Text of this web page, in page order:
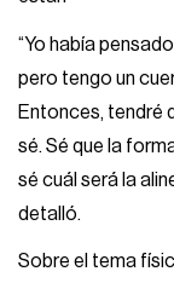
“Yo había
pero tengo un
Entonces, tendré
sé. Sé que la
sé cuál será la
detalló.
Sobre el tema